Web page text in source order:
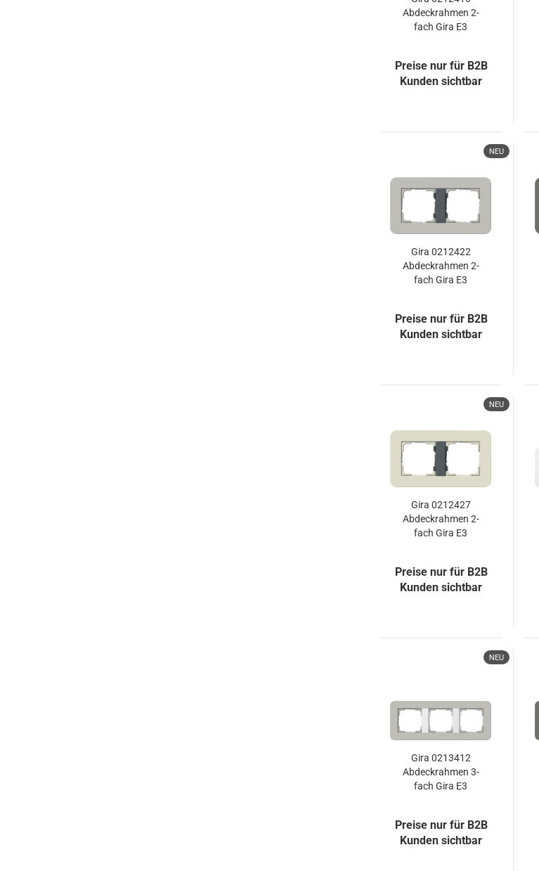
Abdeckrahmen 2-
fach Gira E3
Preise nur für B2B
Kunden sichtbar
NEU
Gira 0212422
Abdeckrahmen 2-
fach Gira E3
Preise nur für B2B
Kunden sichtbar
NEU
Gira 0212427
Abdeckrahmen 2-
fach Gira E3
Preise nur für B2B
Kunden sichtbar
NEU
Gira 0213412
Abdeckrahmen 3-
fach Gira E3
Preise nur für B2B
Kunden sichtbar